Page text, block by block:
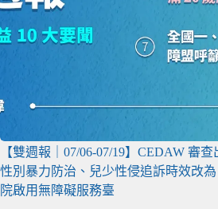
【雙週報｜07/06-07/19】CEDAW 審
性別暴力防治、兒少性侵追訴時效改
院啟用無障礙服務臺